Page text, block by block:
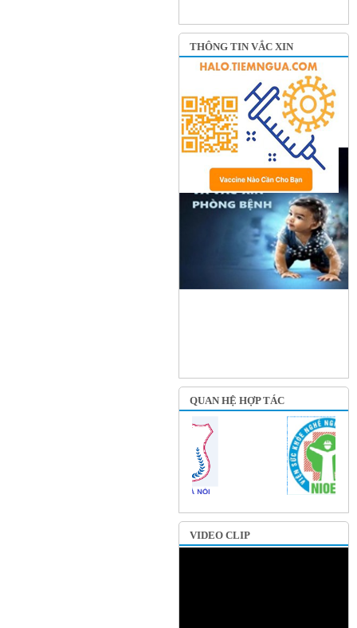
THÔNG TIN VẮC XIN
QUAN HỆ HỢP TÁC
VIDEO CLIP